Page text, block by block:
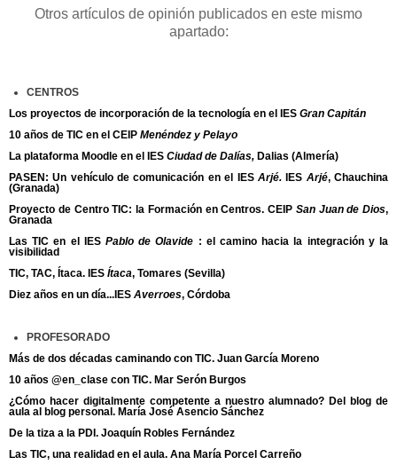
Otros artículos de opinión publicados en este mismo
apartado:
CENTROS
Los proyectos de incorporación de la tecnología en el IES Gran Capitán
10 años de TIC en el CEIP Menéndez y Pelayo
La plataforma Moodle en el IES Ciudad de Dalías, Dalias (Almería)
PASEN: Un vehículo de comunicación en el IES Arjé. IES Arjé, Chauchina
(Granada)
Proyecto de Centro TIC: la Formación en Centros. CEIP San Juan de Dios,
Granada
Las TIC en el IES Pablo de Olavide : el camino hacia la integración y la
visibilidad
TIC, TAC, Ítaca. IES Ítaca, Tomares (Sevilla)
Diez años en un día...IES Averroes, Córdoba
PROFESORADO
Más de dos décadas caminando con TIC. Juan García Moreno
10 años @en_clase con TIC. Mar Serón Burgos
¿Cómo hacer digitalmente competente a nuestro alumnado? Del blog de
aula al blog personal. María José Asencio Sánchez
De la tiza a la PDI. Joaquín Robles Fernández
Las TIC, una realidad en el aula. Ana María Porcel Carreño